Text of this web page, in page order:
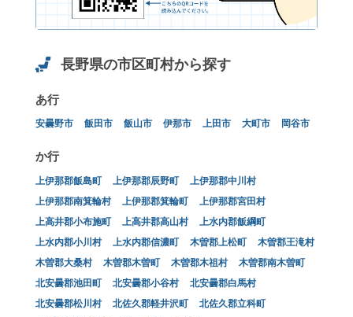
長野県の市区町村から探す
あ行
安曇野市 飯田市 飯山市 伊那市 上田市 大町市 岡谷市
か行
上伊那郡飯島町 上伊那郡辰野町
上伊那郡中川村
上伊那郡南箕輪村
上伊那郡箕輪町
上伊那郡宮田村
上高井郡小布施町
上高井郡高山村
上水内郡飯綱町
上水内郡小川村
上水内郡信濃町 木曽郡上松町
木曽郡王滝村
木曽郡大桑村
木曽郡木曽町 木曽郡木祖村
木曽郡南木曽町
北安曇郡池田町
北安曇郡小谷村
北安曇郡白馬村
北安曇郡松川村
北佐久郡軽井沢町
北佐久郡立科町